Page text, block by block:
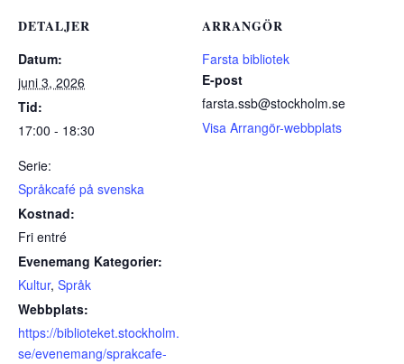
DETALJER
Datum:
juni 3, 2026
Tid:
17:00 - 18:30
Serie:
Språkcafé på svenska
Kostnad:
Fri entré
Evenemang Kategorier:
Kultur, Språk
Webbplats:
https://biblioteket.stockholm.
se/evenemang/sprakcafe-
ARRANGÖR
Farsta bibliotek
E-post
farsta.ssb@stockholm.se
Visa Arrangör-webbplats